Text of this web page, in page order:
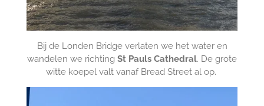
Bij de Londen Bridge verlaten we het water en
wandelen we richting St Pauls Cathedral. De grote
witte koepel valt vanaf Bread Street al op.